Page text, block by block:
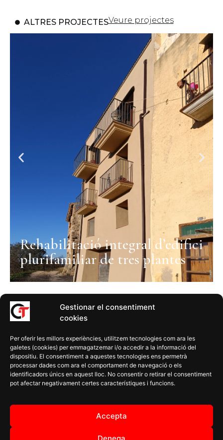
Gestionar el consentiment
cookies
Per oferir les millors experiències, utilitzem tecnologies com ara les
galetes (cookies) per emmagatzemar i/o accedir a la informació del
dispositiu. El consentiment a aquestes tecnologies ens permetrà
processar dades com ara el comportament de navegació o els
identificadors únics en aquest lloc. No consentir o retirar el consentiment
pot afectar negativament certes característiques i funcions.
Accepta
Denega
ALTRES PROJECTESVeure projectes
Rehabilitació integral d’edifici
plurifamiliar de tres plantes
carlos@trinchan.cat
+34 635 67
19 52
Antoni
Instagram
Facebook
Linkedin
Youtube
Podcast
Avís legal i
política de
privacitat
Termes i